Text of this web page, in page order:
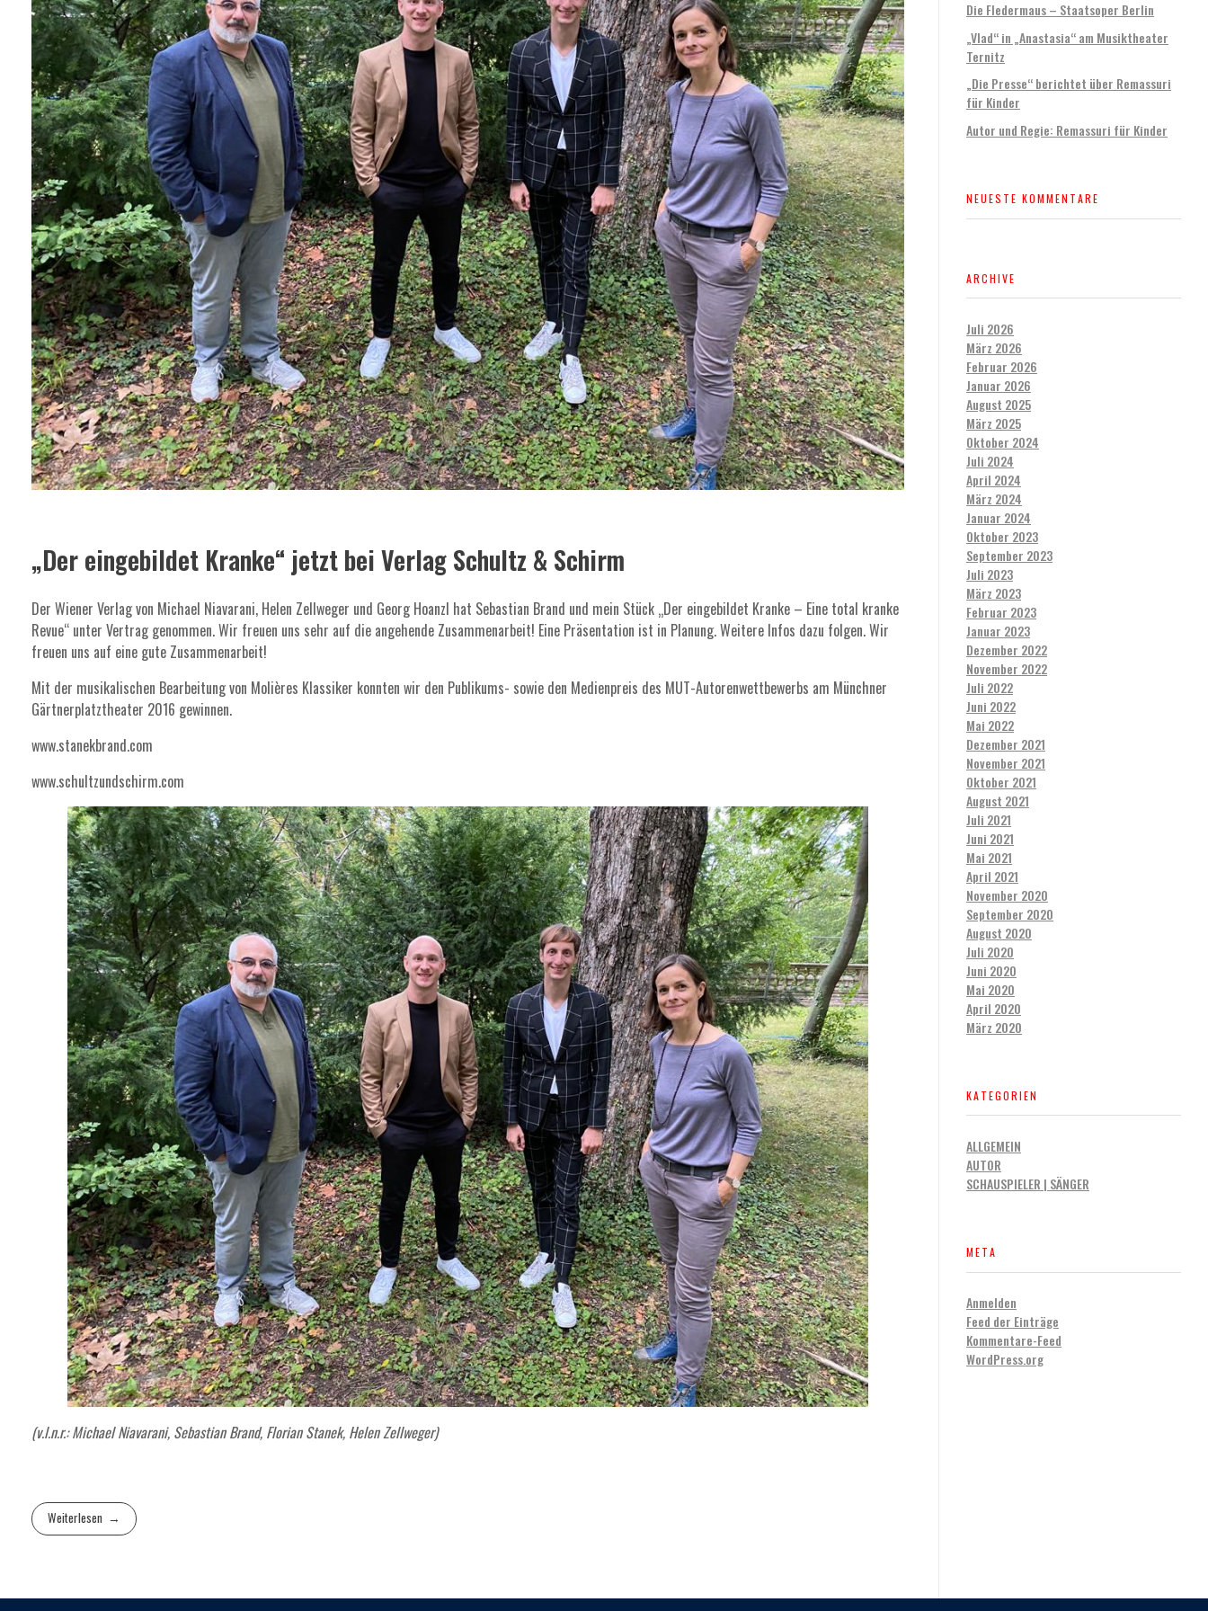
„Der eingebildet Kranke“ jetzt bei Verlag Schultz & Schirm
Der Wiener Verlag von Michael Niavarani, Helen Zellweger und Georg Hoanzl hat Sebastian Brand und mein Stück „Der eingebildet Kranke – Eine total kranke
Revue“ unter Vertrag genommen. Wir freuen uns sehr auf die angehende Zusammenarbeit! Eine Präsentation ist in Planung. Weitere Infos dazu folgen. Wir
freuen uns auf eine gute Zusammenarbeit!
Mit der musikalischen Bearbeitung von Molières Klassiker konnten wir den Publikums- sowie den Medienpreis des MUT-Autorenwettbewerbs am Münchner
Gärtnerplatztheater 2016 gewinnen.
www.stanekbrand.com
www.schultzundschirm.com
(v.l.n.r.: Michael Niavarani, Sebastian Brand, Florian Stanek, Helen Zellweger)
Weiterlesen
Die Fledermaus – Staatsoper Berlin
„Vlad“ in „Anastasia“ am Musiktheater
Ternitz
„Die Presse“ berichtet über Remassuri
für Kinder
Autor und Regie: Remassuri für Kinder
NEUESTE KOMMENTARE
ARCHIVE
Juli 2026
März 2026
Februar 2026
Januar 2026
August 2025
März 2025
Oktober 2024
Juli 2024
April 2024
März 2024
Januar 2024
Oktober 2023
September 2023
Juli 2023
März 2023
Februar 2023
Januar 2023
Dezember 2022
November 2022
Juli 2022
Juni 2022
Mai 2022
Dezember 2021
November 2021
Oktober 2021
August 2021
Juli 2021
Juni 2021
Mai 2021
April 2021
November 2020
September 2020
August 2020
Juli 2020
Juni 2020
Mai 2020
April 2020
März 2020
KATEGORIEN
ALLGEMEIN
AUTOR
SCHAUSPIELER | SÄNGER
META
Anmelden
Feed der Einträge
Kommentare-Feed
WordPress.org